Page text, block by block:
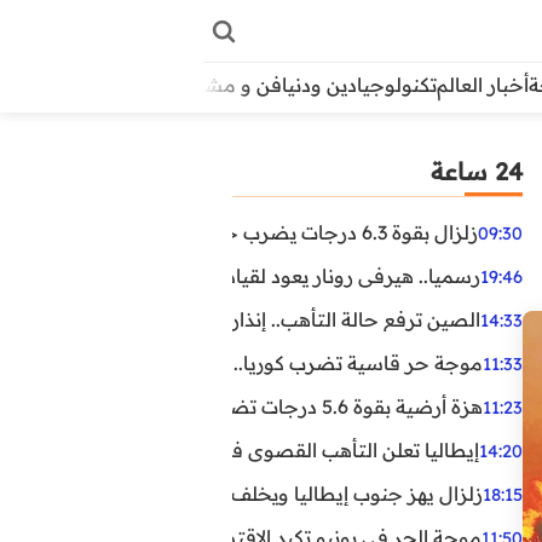
أخبار العالمتكنولوجيادين ودنيافن و مشاهير
24 ساعة
09:30زلزال بقوة 6.3 درجات يضرب جنوب الفلبين.. ولا تحذير من تسونامي حتى الآن
19:46رسميا.. هيرفي رونار يعود لقيادة منتخب كوت ديفوار
14:33الصين ترفع حالة التأهب.. إنذاران جديدان بسبب الأمطار
11:33موجة حر قاسية تضرب كوريا.. وفيات وإصابات ونفوق مئات
11:23هزة أرضية بقوة 5.6 درجات تضرب مصر
14:20إيطاليا تعلن التأهب القصوى في 23 مدينة بسبب موجة حر شديدة
18:15زلزال يهز جنوب إيطاليا ويخلف عشرات الجرحى